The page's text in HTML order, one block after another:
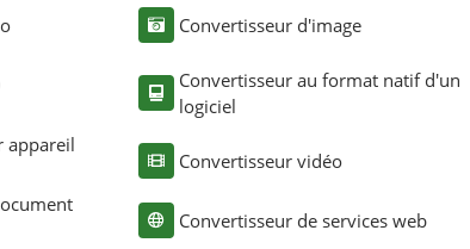
appareil
Convertisseur d'image
Convertisseur au format natif d'un
logiciel
Convertisseur vidéo
Convertisseur de services web